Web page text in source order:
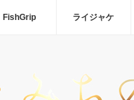
FishGrip ライジャケ